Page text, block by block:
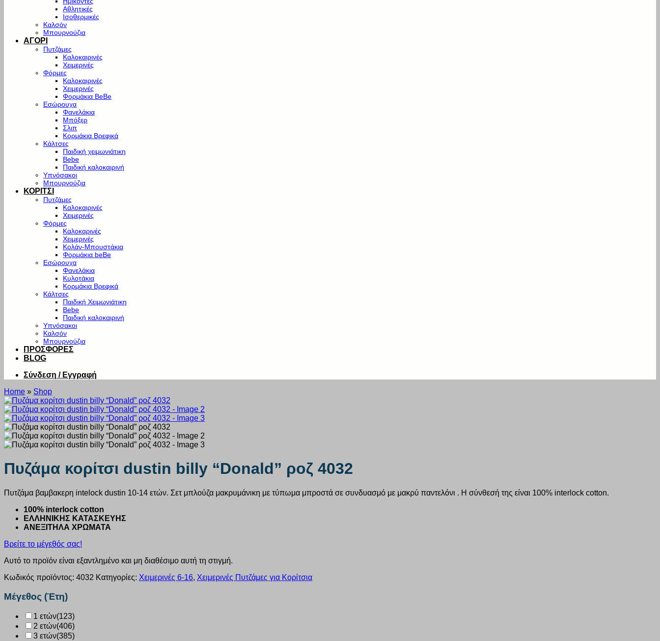
Αθλητικές
Ισοθερμικές
Καλσόν
Μπουρνούζια
ΑΓΟΡΙ
Πυτζάμες
Καλοκαιρινές
Χειμερινές
Φόρμες
Καλοκαιρινές
Χειμερινές
Φορμάκια BeBe
Εσώρουχα
Φανελάκια
Μπόξερ
Σλιπ
Κορμάκια Βρεφικά
Κάλτσες
Παιδική χειμωνιάτικη
Bebe
Παιδική καλοκαιρινή
Υπνόσακοι
Μπουρνούζια
ΚΟΡΙΤΣΙ
Πυτζάμες
Καλοκαιρινές
Χειμερινές
Φόρμες
Καλοκαρινές
Χειμερινές
Κολάν-Μπουστάκια
Φορμάκια beBe
Εσώρουχα
Φανελάκια
Κυλοτάκια
Κορμάκια Βρεφικά
Κάλτσες
Παιδική Χειμωνιάτικη
Bebe
Παιδική καλοκαιρινή
Υπνόσακοι
Καλσόν
Μπουρνούζια
ΠΡΟΣΦΟΡΕΣ
BLOG
Σύνδεση / Εγγραφή
Home » Shop
Πυζάμα κορίτσι dustin billy “Donald” ροζ 4032
Πυτζάμα βαμβακερη intelock dustin 10-14 ετών. Σετ μπλούζα μακρυμάνικη με τύπωμα μπροστά σε συνδυασμό με μακρύ παντελόνι . Η σύνθεσή της είναι 100% interlock cotton.
100% interlock cotton
ΕΛΛΗΝΙΚΗΣ ΚΑΤΑΣΚΕΥΗΣ
ΑΝΕΞΙΤΗΛΑ ΧΡΩΜΑΤΑ
Βρείτε το μέγεθός σας!
Αυτό το προϊόν είναι εξαντλημένο και μη διαθέσιμο αυτή τη στιγμή.
Κωδικός προϊόντος: 4032 Κατηγορίες: Χειμερινές 6-16, Χειμερινές Πυτζάμες για Κορίτσια
Μέγεθος (Έτη)
1 ετών(123)
2 ετών(406)
3 ετών(385)